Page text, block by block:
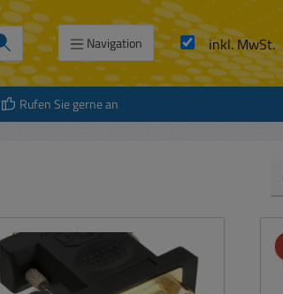
Navigation inkl. MwSt.
Rufen Sie gerne an